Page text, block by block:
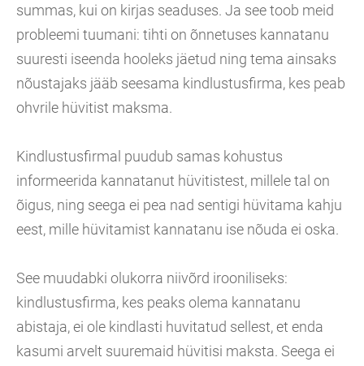
summas, kui on kirjas seaduses. Ja see toob meid
probleemi tuumani: tihti on õnnetuses kannatanu
suuresti iseenda hooleks jäetud ning tema ainsaks
nõustajaks jääb seesama kindlustusfirma, kes peab
ohvrile hüvitist maksma.
Kindlustusfirmal puudub samas kohustus
informeerida kannatanut hüvitistest, millele tal on
õigus, ning seega ei pea nad sentigi hüvitama kahju
eest, mille hüvitamist kannatanu ise nõuda ei oska.
See muudabki olukorra niivõrd irooniliseks:
kindlustusfirma, kes peaks olema kannatanu
abistaja, ei ole kindlasti huvitatud sellest, et enda
kasumi arvelt suuremaid hüvitisi maksta. Seega ei